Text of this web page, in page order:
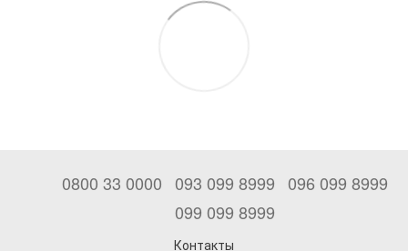
0800 33 0000 093 099 8999 096 099 8999
099 099 8999
Контакты